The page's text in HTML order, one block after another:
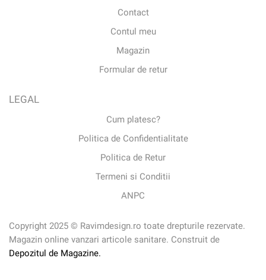
Contact
Contul meu
Magazin
Formular de retur
LEGAL
Cum platesc?
Politica de Confidentialitate
Politica de Retur
Termeni si Conditii
ANPC
Copyright 2025 © Ravimdesign.ro toate drepturile rezervate.
Magazin online vanzari articole sanitare. Construit de
Depozitul de Magazine.